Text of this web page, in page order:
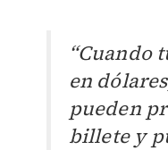
“Cuando
en
pueden
billete y